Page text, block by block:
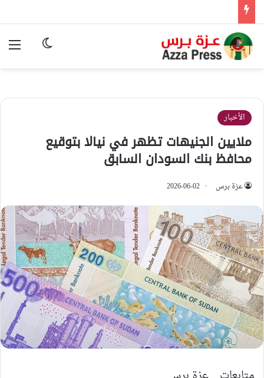
الوضع
الأخبار
ملايين الجنيهات تظهر في نيالا بتوقيع
محافظ بنك السودان السابق
عزة برس 2026-06-02